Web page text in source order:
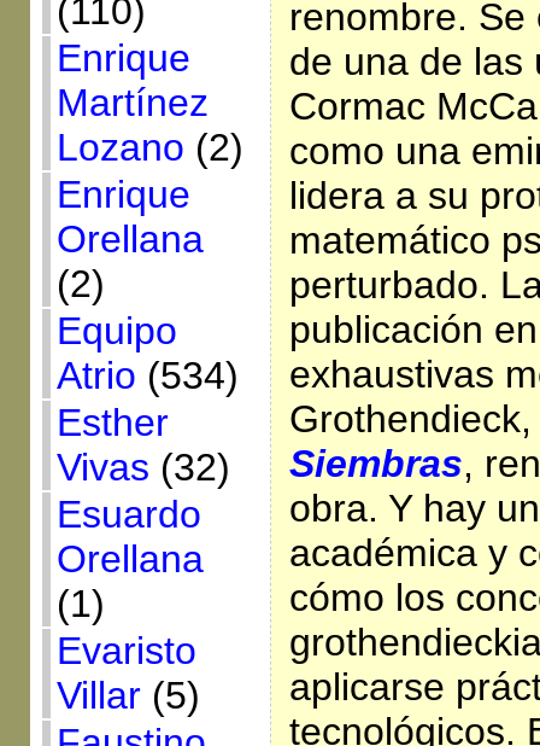
(110)
Enrique
Martínez
Lozano (2)
Enrique
Orellana
(2)
Equipo
Atrio (534)
Esther
Vivas (32)
Esuardo
Orellana
(1)
Evaristo
Villar(5)
renombre.
de una de las
Cormac
como una
lidera a su
matemático
perturbado.
publicación
exhaustivas
Siembras,
obra. Y hay
académica y
cómo los
aplicarse
tecnológicos.